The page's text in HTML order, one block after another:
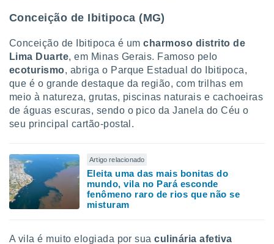
nós e
únicos
para
e
este sitio
IP e
de
Conceição de Ibitipoca (MG)
Conceição de Ibitipoca é um charmoso distrito de
Lima Duarte, em Minas Gerais. Famoso pelo
ecoturismo, abriga o Parque Estadual do Ibitipoca,
que é o grande destaque da região, com trilhas em
meio à natureza, grutas, piscinas naturais e cachoeiras
de águas escuras, sendo o pico da Janela do Céu o
seu principal cartão-postal.
Artigo relacionado
Eleita uma das mais bonitas do
mundo, vila no Pará esconde
fenômeno raro de rios que não se
misturam
A vila é muito elogiada por suaculinária afetiva